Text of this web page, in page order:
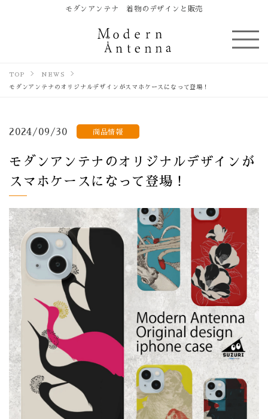
モダンアンテナ 着物のデザインと販売
TOP
NEWS
モダンアンテナのオリジナルデザインがスマホケースになって登場！
2024/09/30 商品情報
モダンアンテナのオリジナルデザインが
スマホケースになって登場！